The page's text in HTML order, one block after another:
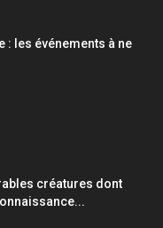
: les événements à ne
créatures dont